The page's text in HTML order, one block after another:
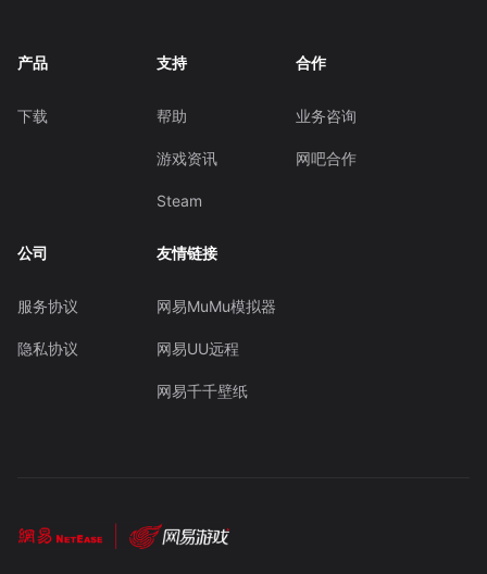
产品
下载
支持
帮助
游戏资讯
Steam
合作
业务咨询
网吧合作
公司
服务协议
隐私协议
友情链接
网易MuMu模拟器
网易UU远程
网易千千壁纸